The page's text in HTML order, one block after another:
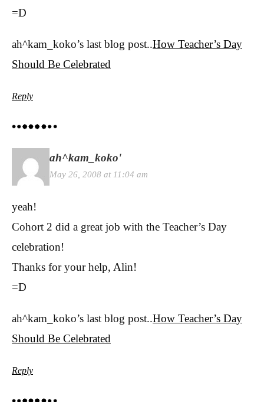
=D
ah^kam_koko’s last blog post..How Teacher’s Day
Should Be Celebrated
Reply
ah^kam_koko'
May 26, 2008 at 11:04 am
yeah!
Cohort 2 did a great job with the Teacher’s Day
celebration!
Thanks for your help, Alin!
=D
ah^kam_koko’s last blog post..How Teacher’s Day
Should Be Celebrated
Reply